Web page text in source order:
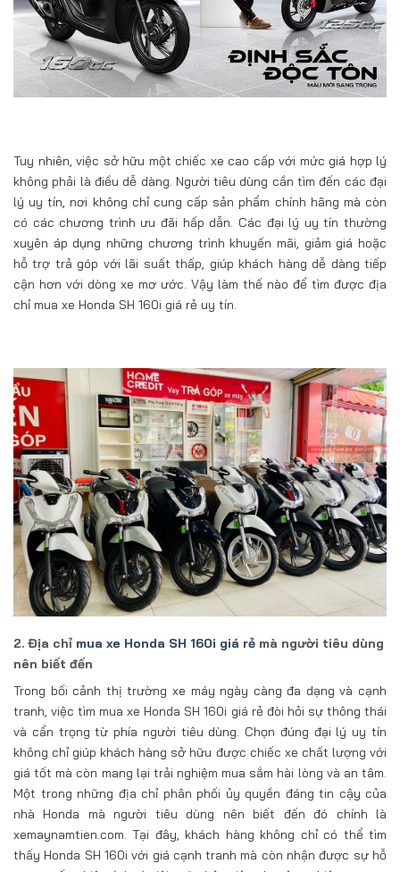
Tuy nhiên, việc sở hữu một chiếc xe cao cấp với mức giá hợp lý
không phải là điều dễ dàng. Người tiêu dùng cần tìm đến các đại
lý uy tín, nơi không chỉ cung cấp sản phẩm chính hãng mà còn
có các chương trình ưu đãi hấp dẫn. Các đại lý uy tín thường
xuyên áp dụng những chương trình khuyến mãi, giảm giá hoặc
hỗ trợ trả góp với lãi suất thấp, giúp khách hàng dễ dàng tiếp
cận hơn với dòng xe mơ ước. Vậy làm thế nào để tìm được địa
chỉ mua xe Honda SH 160i giá rẻ uy tín.
2. Địa chỉ mua xe Honda SH 160i giá rẻ mà người tiêu dùng
nên biết đến
Trong bối cảnh thị trường xe máy ngày càng đa dạng và cạnh
tranh, việc tìm mua xe Honda SH 160i giá rẻ đòi hỏi sự thông thái
và cẩn trọng từ phía người tiêu dùng. Chọn đúng đại lý uy tín
không chỉ giúp khách hàng sở hữu được chiếc xe chất lượng với
giá tốt mà còn mang lại trải nghiệm mua sắm hài lòng và an tâm.
Một trong những địa chỉ phân phối ủy quyền đáng tin cậy của
nhà Honda mà người tiêu dùng nên biết đến đó chính là
xemaynamtien.com. Tại đây, khách hàng không chỉ có thể tìm
thấy Honda SH 160i với giá cạnh tranh mà còn nhận được sự hỗ